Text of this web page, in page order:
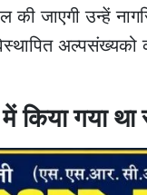
जाएगी उन्हें
किया गया था